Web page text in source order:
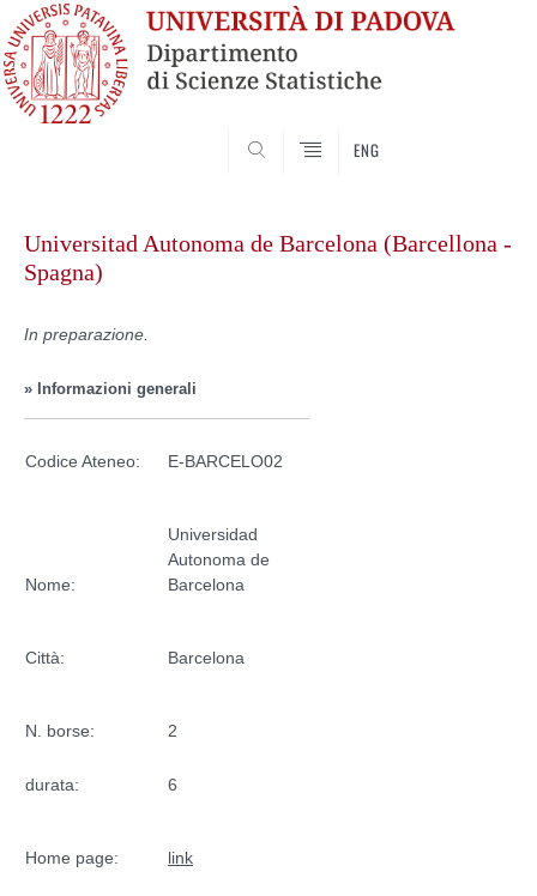
ENG
contentUniversitad Autonoma de Barcelona (Barcellona -
Spagna)
In preparazione.
» Informazioni generali
Codice Ateneo: E-BARCELO02
Nome:
Universidad
Autonoma de
Barcelona
Città: Barcelona
N. borse:
durata:
2
6
Home page: link